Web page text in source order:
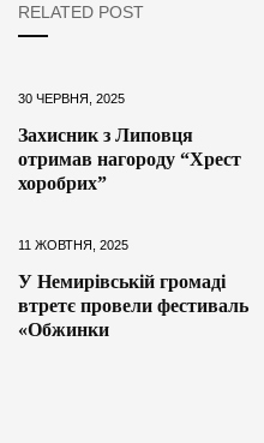
RELATED POST
30 ЧЕРВНЯ, 2025
Захисник з Липовця
отримав нагороду “Хрест
хоробрих”
11 ЖОВТНЯ, 2025
У Немирівській громаді
втретє провели фестиваль
«Обжинки